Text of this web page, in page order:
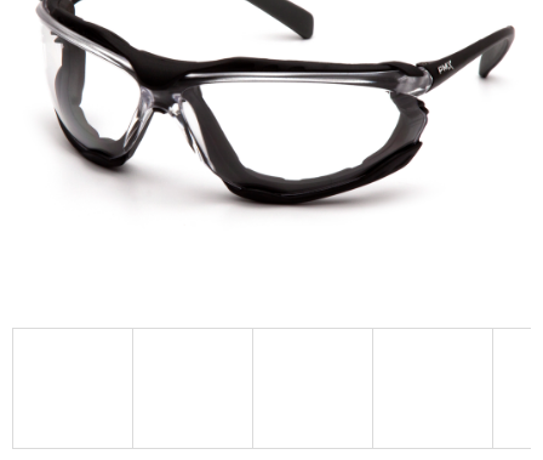
gwiazdek.